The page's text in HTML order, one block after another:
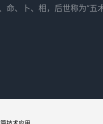
命、卜、相，后世称为“五